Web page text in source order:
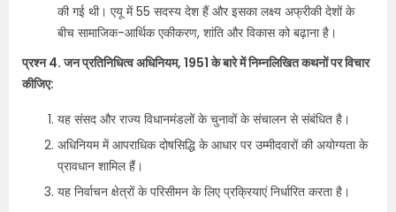
की गई थी। एयू में 55 सदस्य देश हैं और इसका लक्ष्य अफ्रीकी देशों के
बीच सामाजिक-आर्थिक एकीकरण, शांति और विकास को बढ़ाना है।
प्रश्न 4. जन प्रतिनिधित्व अधिनियम, 1951 के बारे में निम्नलिखित कथनों पर विचार
कीजिए:
यह संसद और राज्य विधानमंडलों के चुनावों के संचालन से संबंधित है।
अधिनियम में आपराधिक दोषसिद्धि के आधार पर उम्मीदवारों की अयोग्यता के
प्रावधान शामिल हैं।
यह निर्वाचन क्षेत्रों के परिसीमन के लिए प्रक्रियाएं निर्धारित करता है।